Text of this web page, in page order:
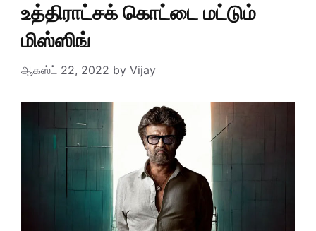
உத்திராட்சக் கொட்டை மட்டும்
மிஸ்ஸிங்
ஆகஸ்ட் 22, 2022 by Vijay